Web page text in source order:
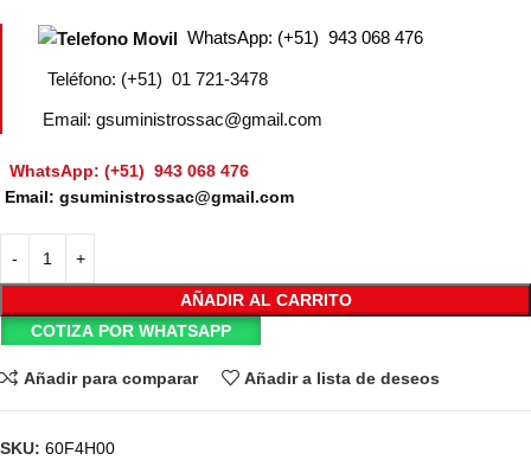
WhatsApp: (+51) 943 068 476
Teléfono: (+51) 01 721-3478
Email: gsuministrossac@gmail.com
WhatsApp: (+51) 943 068 476
Email: gsuministrossac@gmail.com
AÑADIR AL CARRITO
COTIZA POR WHATSAPP
Añadir para comparar Añadir a lista de deseos
SKU: 60F4H00